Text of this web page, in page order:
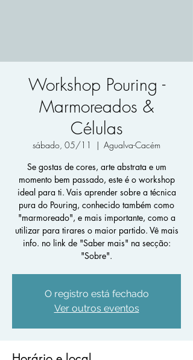
Workshop Pouring -
Marmoreados &
Células
sábado, 05/11
  |
Agualva-Cacém
Se gostas de cores, arte abstrata e um
momento bem passado, este é o workshop
ideal para ti. Vais aprender sobre a técnica
pura do Pouring, conhecido também como
"marmoreado", e mais importante, como a
utilizar para tirares o maior partido. Vê mais
info. no link de "Saber mais" na secção:
"Sobre".
O registro está fechado
Ver outros eventos